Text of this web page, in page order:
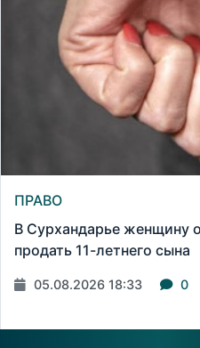
ПРАВО
В Сурхандарье женщину
продать 11-летнего сына
05.08.2026 18:33 0